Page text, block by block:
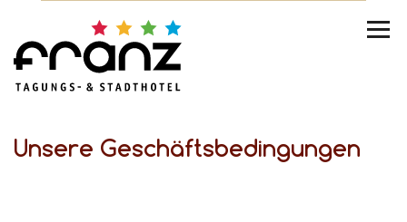
Unsere Geschäftsbedingungen